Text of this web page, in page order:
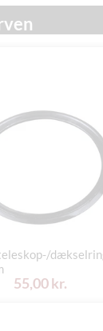
55,00 kr.